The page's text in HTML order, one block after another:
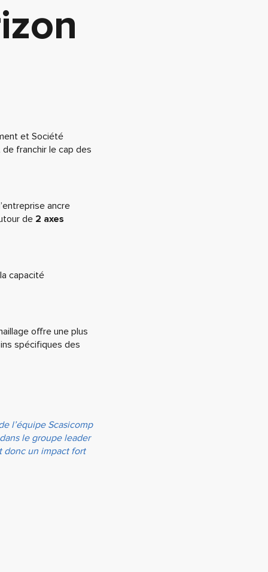
et Société
franchir le cap des
ancre
de 2 axes
capacité
offre une plus
spécifiques des
l’équipe Scasicomp
le groupe leader
donc un impact fort